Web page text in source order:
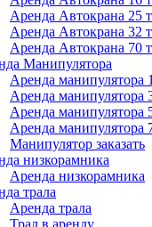
Аренда Автокрана 25
Аренда Автокрана 32
Аренда Автокрана 70
Манипулятора
Аренда манипулятора
Аренда манипулятора
Аренда манипулятора
Аренда манипулятора
Манипулятор заказать
низкорамника
Аренда низкорамника
трала
Аренда трала
Трал в аренду